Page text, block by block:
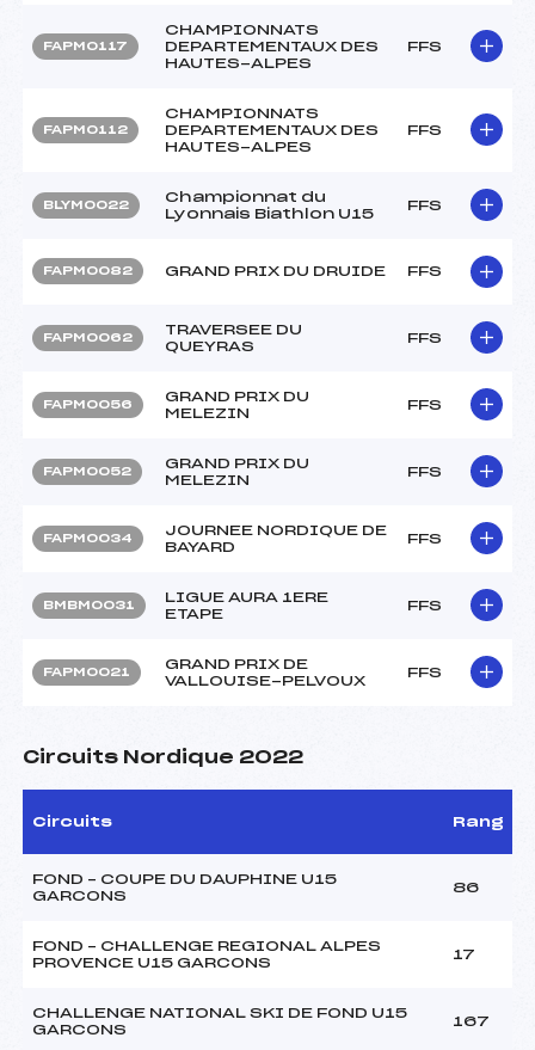
FAPM0117
CHAMPIONNATS
DEPARTEMENTAUX DES
HAUTES-ALPES
FFS
FAPM0112
CHAMPIONNATS
DEPARTEMENTAUX DES
HAUTES-ALPES
FFS
BLYM0022
Championnat du
Lyonnais Biathlon U15
FFS
FAPM0082 GRAND PRIX DU DRUIDE FFS
FAPM0062
TRAVERSEE DU
QUEYRAS
FFS
FAPM0056
GRAND PRIX DU
MELEZIN
FFS
FAPM0052
GRAND PRIX DU
MELEZIN
FFS
FAPM0034
JOURNEE NORDIQUE DE
BAYARD
FFS
BMBM0031
LIGUE AURA 1ERE
ETAPE
FFS
FAPM0021
GRAND PRIX DE
VALLOUISE-PELVOUX
FFS
Circuits Nordique 2022
Circuits Rang
FOND – COUPE DU DAUPHINE U15
GARCONS
86
FOND – CHALLENGE REGIONAL ALPES
PROVENCE U15 GARCONS
17
CHALLENGE NATIONAL SKI DE FOND U15
GARCONS
167